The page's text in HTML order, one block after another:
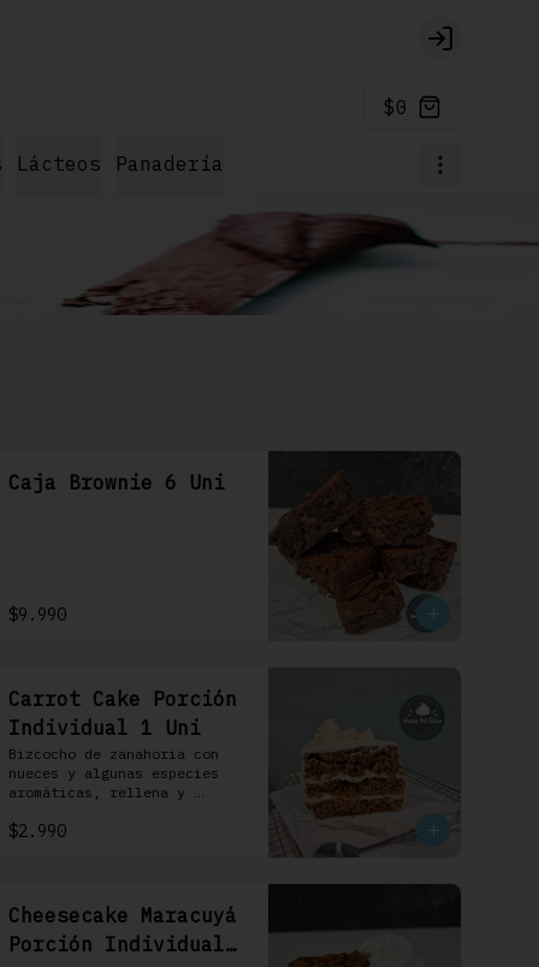
Login
$0
Lácteos Panadería
Caja Brownie 6 Uni
$9.990
Carrot Cake Porción
Individual 1 Uni
Bizcocho de zanahoria con
nueces y algunas especies
aromáticas, rellena y
queso de crema.
$2.990
Cheesecake Maracuyá
Porción Individual